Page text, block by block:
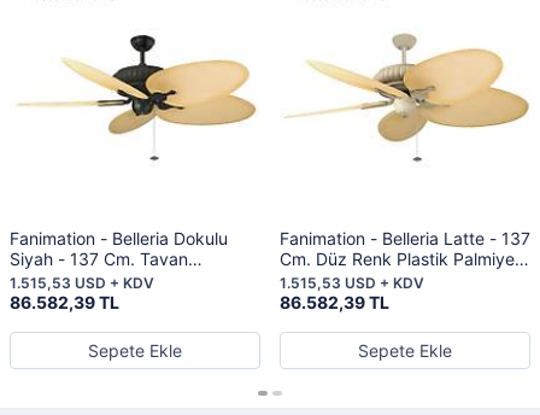
Fanimation - Belleria Dokulu
Siyah - 137 Cm. Tavan
Vantilatörü
86.582,39 TL
1.515,53 USD + KDV
Sepete Ekle
Fanimation - Belleria Latte - 137
Cm. Düz Renk Plastik Palmiye
Kanatlı Tavan Vantilatörü
86.582,39 TL
1.515,53 USD + KDV
Sepete Ekle